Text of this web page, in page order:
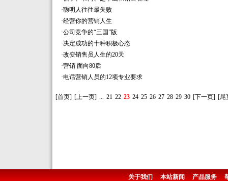
·聪明人往往最失败
·经营你的营销人生
·公司竞争的“三国”版
·决定成功的十种积极心态
·改变销售员人生的20天
·营销 面向80后
·电话营销人员的12项专业要求
[首页] [上一页] ... 21 22 23 24 25 26 27 28 29 30 [下一页] [尾
关于我们 本站新闻 产品服务